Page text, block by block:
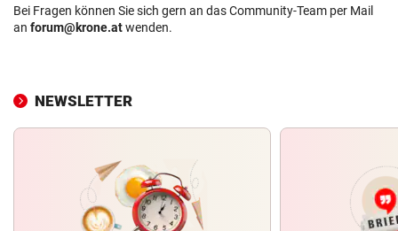
Bei Fragen können Sie sich gern an das Community-Team per Mail
an forum@krone.atwenden.
NEWSLETTER